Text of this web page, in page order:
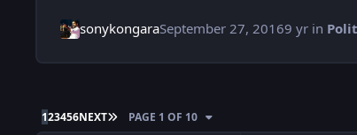
sonykongaraSeptember 27, 20169 yr in
123456NEXT LAST PAGE
PAGE 1 OF 10